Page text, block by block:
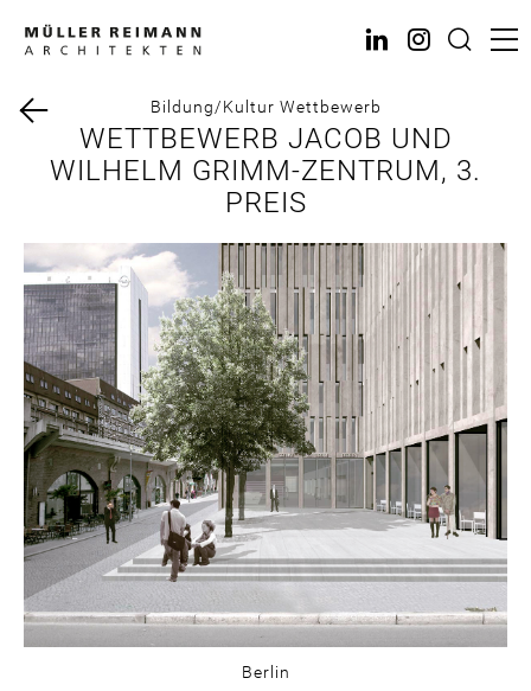
zum
Bildung/Kultur Wettbewerb
WETTBEWERB JACOB UND
WILHELM GRIMM-ZENTRUM, 3.
PREIS
Berlin